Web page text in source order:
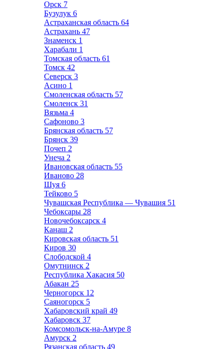
Орск 7
Бузулук 6
Астраханская область 64
Астрахань 47
Знаменск 1
Харабали 1
Томская область 61
Томск 42
Северск 3
Асино 1
Смоленская область 57
Смоленск 31
Вязьма 4
Сафоново 3
Брянская область 57
Брянск 39
Почеп 2
Унеча 2
Ивановская область 55
Иваново 28
Шуя 6
Тейково 5
Чувашская Республика — Чувашия 51
Чебоксары 28
Новочебоксарск 4
Канаш 2
Кировская область 51
Киров 30
Слободской 4
Омутнинск 2
Республика Хакасия 50
Абакан 25
Черногорск 12
Саяногорск 5
Хабаровский край 49
Хабаровск 37
Комсомольск-на-Амуре 8
Амурск 2
Рязанская область 49